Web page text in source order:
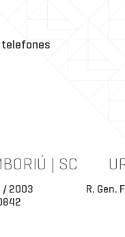
| SC
/ 2003
R. Gen.
telefones